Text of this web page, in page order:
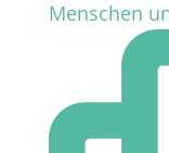
Menschen